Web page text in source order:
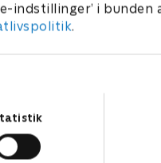
indstillinger’ i bunden
.
Ninth Jedi LEGO
2019 •